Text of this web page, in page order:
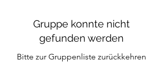
Gruppe konnte nicht
gefunden werden
Bitte zur Gruppenliste zurückkehren